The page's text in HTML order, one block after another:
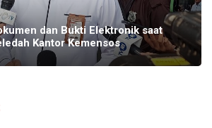
dan Bukti Elektronik saat
Kantor Kemensos